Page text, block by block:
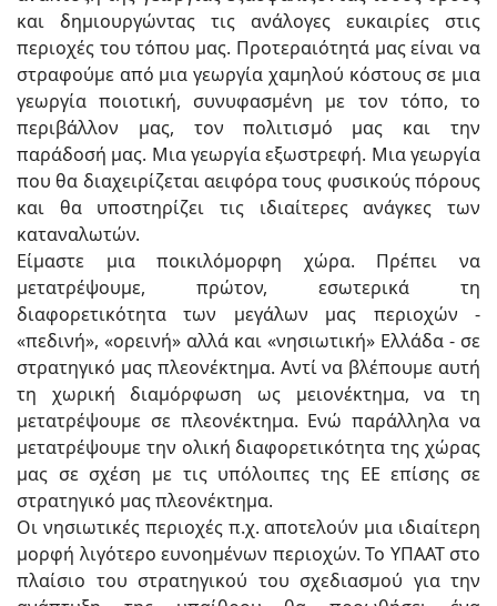
και δημιουργώντας τις ανάλογες ευκαιρίες στις
περιοχές του τόπου μας. Προτεραιότητά μας είναι να
στραφούμε από μια γεωργία χαμηλού κόστους σε μια
γεωργία ποιοτική, συνυφασμένη με τον τόπο, το
περιβάλλον μας, τον πολιτισμό μας και την
παράδοσή μας. Μια γεωργία εξωστρεφή. Μια γεωργία
που θα διαχειρίζεται αειφόρα τους φυσικούς πόρους
και θα υποστηρίζει τις ιδιαίτερες ανάγκες των
καταναλωτών.
Είμαστε μια ποικιλόμορφη χώρα. Πρέπει να
μετατρέψουμε, πρώτον, εσωτερικά τη
διαφορετικότητα των μεγάλων μας περιοχών -
«πεδινή», «ορεινή» αλλά και «νησιωτική» Ελλάδα - σε
στρατηγικό μας πλεονέκτημα. Αντί να βλέπουμε αυτή
τη χωρική διαμόρφωση ως μειονέκτημα, να τη
μετατρέψουμε σε πλεονέκτημα. Ενώ παράλληλα να
μετατρέψουμε την ολική διαφορετικότητα της χώρας
μας σε σχέση με τις υπόλοιπες της ΕΕ επίσης σε
στρατηγικό μας πλεονέκτημα.
Οι νησιωτικές περιοχές π.χ. αποτελούν μια ιδιαίτερη
μορφή λιγότερο ευνοημένων περιοχών. Το ΥΠΑΑΤ στο
πλαίσιο του στρατηγικού του σχεδιασμού για την